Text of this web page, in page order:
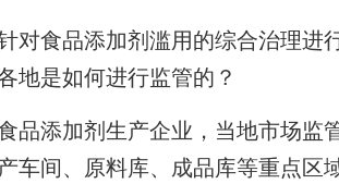
食品添加剂滥用的综合治理进
地是如何进行监管的？
添加剂生产企业，当地市场监
车间、原料库、成品库等重点区